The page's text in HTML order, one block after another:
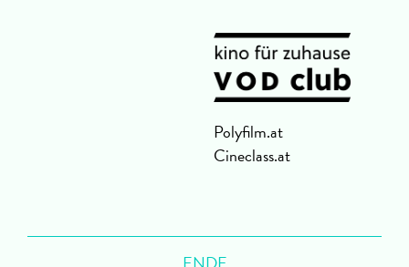
Polyfilm.at
Cineclass.at